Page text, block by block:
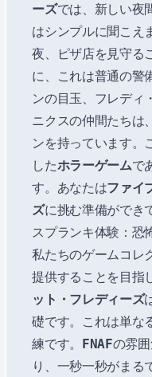
ーズでは、新しい夜
はシンプルに聞こえ
夜、ピザ店を見守る
に、これは普通の警
ンの目玉、フレディ
ニクスの仲間たちは
ンを持っています。
したホラーゲームで
す。あなたはファイ
ズに挑む準備ができ
スプランキ体験：恐
私たちのゲームコレ
提供することを目指
ット・フレディーズ
礎です。これは単な
練です。 FNAFの雰
り、一秒一秒がまる